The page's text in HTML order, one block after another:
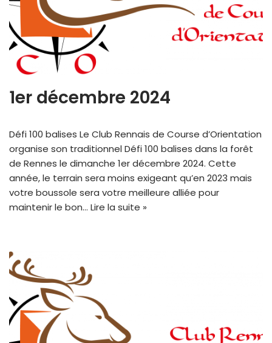
1er décembre 2024
Défi 100 balises Le Club Rennais de Course d’Orientation
organise son traditionnel Défi 100 balises dans la forêt
de Rennes le dimanche 1er décembre 2024. Cette
année, le terrain sera moins exigeant qu’en 2023 mais
votre boussole sera votre meilleure alliée pour
maintenir le bon… Lire la suite »